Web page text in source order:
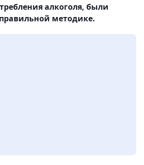
алкоголя, были
методике.